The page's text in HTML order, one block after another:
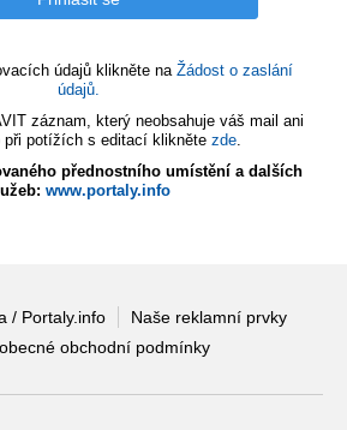
údajů klikněte na Žádost o zaslání
údajů.
záznam, který neobsahuje váš mail ani
při potížích s editací klikněte zde.
přednostního umístění a dalších
www.portaly.info
/ Portaly.info
Naše reklamní prvky
obchodní podmínky